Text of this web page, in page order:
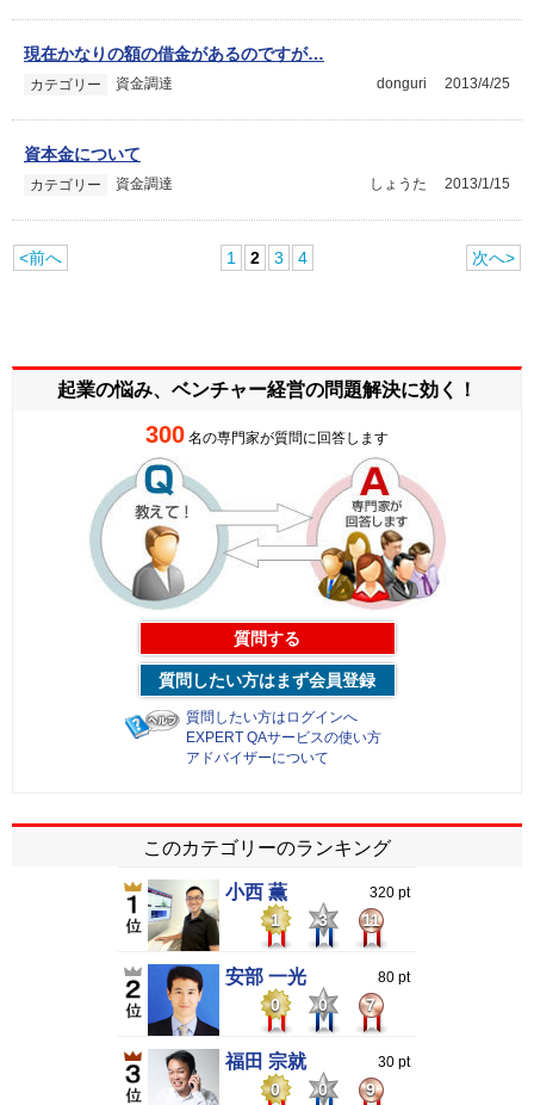
現在かなりの額の借金があるのですが…
カテゴリー 資金調達 2013/4/25
donguri
資本金について
カテゴリー 資金調達 2013/1/15
しょうた
<前へ 1 2 3 4 次へ>
起業の悩み、ベンチャー経営の問題解決に効く！
300 名の専門家が質問に回答します
質問する
質問したい方はまず会員登録
質問したい方はログインへ
EXPERT QAサービスの使い方
アドバイザーについて
このカテゴリーのランキング
小西 薫 320 pt
1 3 11
安部 一光 80 pt
0 0 7
福田 宗就 30 pt
0 0 9